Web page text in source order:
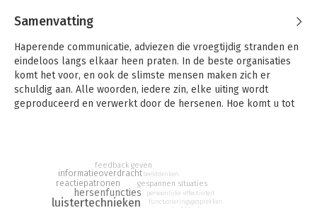
Samenvatting
Haperende communicatie, adviezen die vroegtijdig stranden en
eindeloos langs elkaar heen praten. In de beste organisaties
komt het voor, en ook de slimste mensen maken zich er
schuldig aan. Alle woorden, iedere zin, elke uiting wordt
geproduceerd en verwerkt door de hersenen. Hoe komt u tot
in nieuwe en spannende situaties inefficiënt werken. Bij grote
veranderingen of belangrijke opdrachten dwalen de gedachten
af en worden denkprocessen in beslag genomen door emoties,
luistertechnieken
hersenfuncties
reactiepatronen
informatieoverdracht
feedback geven
gespannen situaties
persoonlijke effectiviteit
functioneringsgesprekken
beelddenken